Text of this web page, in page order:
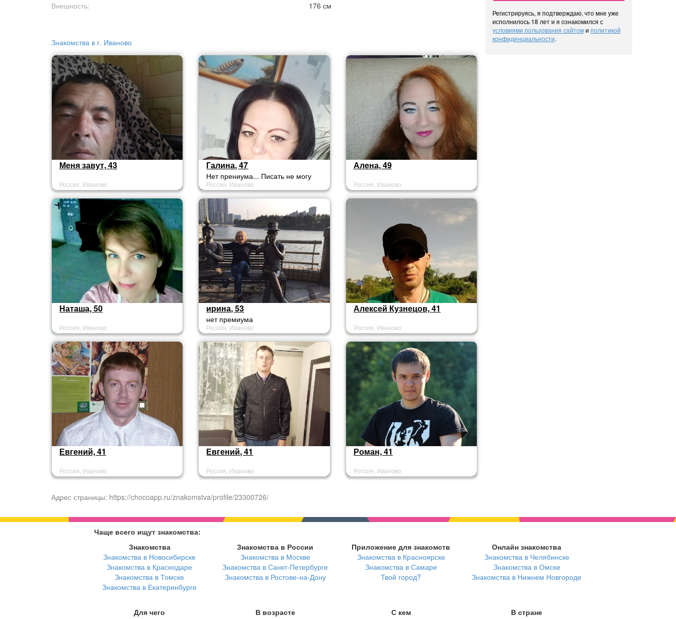
Внешность: 176 см
Знакомства в г. Иваново
Меня завут, 43
Россия, Иваново
Галина, 47
Нет прениума... Писать не могу
Россия, Иваново
Алена, 49
Россия, Иваново
Наташа, 50
Россия, Иваново
ирина, 53
нет премиума
Россия, Иваново
Алексей Кузнецов, 41
Россия, Иваново
Евгений, 41
Россия, Иваново
Евгений, 41
Россия, Иваново
Роман, 41
Россия, Иваново
Адрес страницы: https://chocoapp.ru/znakomstva/profile/23300726/
Регистрируясь, я подтверждаю, что мне уже
исполнилось 18 лет и я ознакомился с
условиями пользования сайтоми политикой
конфиденциальности.
Чаще всего ищут знакомства:
Знакомства
Знакомства в Новосибирске
Знакомства в Краснодаре
Знакомства в Томске
Знакомства в Екатеринбурге
Знакомства в России
Знакомства в Москве
Знакомства в Санкт-Петербурге
Знакомства в Ростове-на-Дону
Приложение для знакомств
Знакомства в Красноярске
Знакомства в Самаре
Твой город?
Онлайн знакомства
Знакомства в Челябинске
Знакомства в Омске
Знакомства в Нижнем Новгороде
Для чего
В возрасте
С кем
В стране